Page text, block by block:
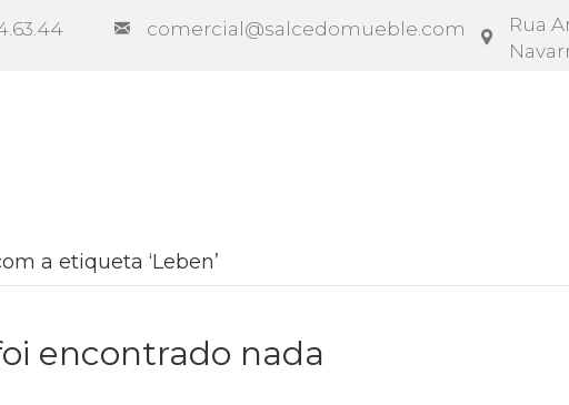
comercial@salcedomueble.com
Rua
a etiqueta ‘Leben’
encontrado nada